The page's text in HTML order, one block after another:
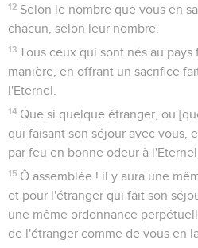
12 Selon le nombre que vous en
chacun, selon leur nombre.
13 Tous ceux qui sont nés au
manière, en offrant un sacrifice
l'Eternel.
14 Que si quelque étranger, ou
qui faisant son séjour avec vous,
par feu en bonne odeur à
15 Ô assemblée ! il y aura une
et pour l'étranger qui fait son
une même ordonnance
de l'étranger comme de vous en